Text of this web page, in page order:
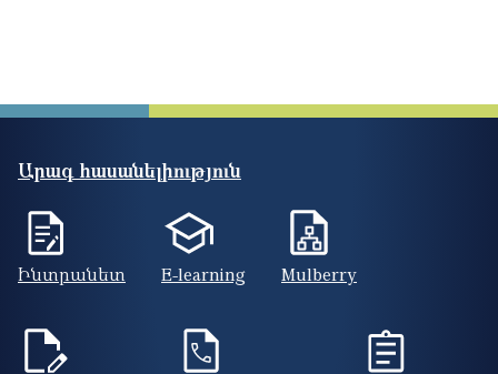
Արագ հասանելիություն
Ինտրանետ E-learning Mulberry